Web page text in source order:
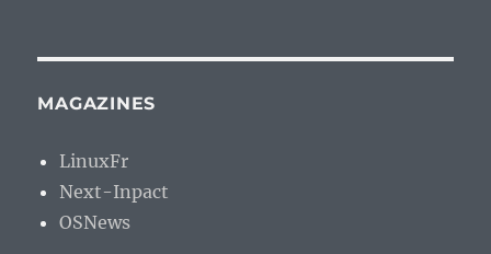
MAGAZINES
LinuxFr
Next-Inpact
OSNews